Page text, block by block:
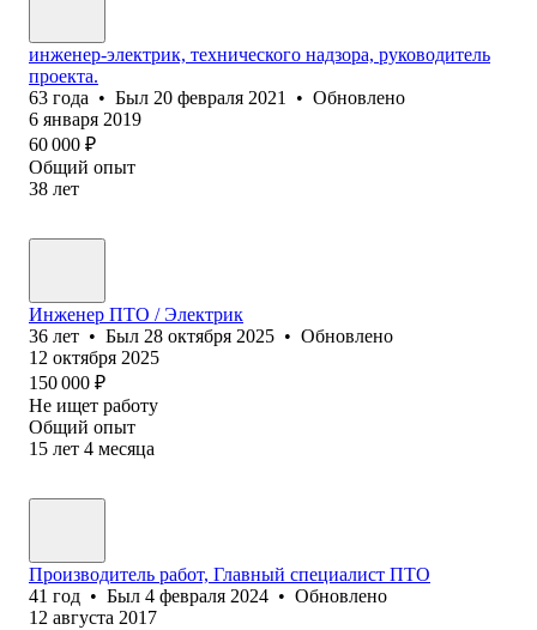
инженер-электрик, технического надзора, руководитель
проекта.
63 года • Был 20 февраля 2021 • Обновлено
6 января 2019
60 000 ₽
Общий опыт
38 лет
Инженер ПТО / Электрик
36 лет • Был 28 октября 2025 • Обновлено
12 октября 2025
150 000 ₽
Не ищет работу
Общий опыт
15 лет 4 месяца
Производитель работ, Главный специалист ПТО
41 год • Был 4 февраля 2024 • Обновлено
12 августа 2017